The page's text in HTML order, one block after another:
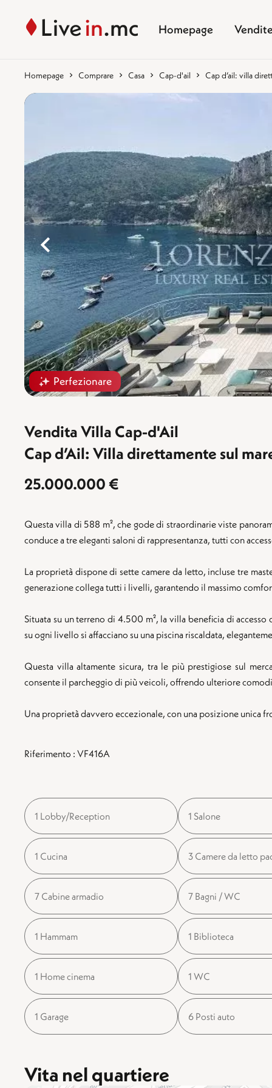
Homepage
Homepage Comprare Casa Cap-d'ail Cap d’ail: villa
Perfezionare
%}
Vendita Villa Cap-d'Ail
Cap d’Ail: Villa direttamente sul
25.000.000 €
Questa villa di 588 m², che gode di straordinarie viste
conduce a tre eleganti saloni di rappresentanza, tutti con
La proprietà dispone di sette camere da letto, incluse tre
generazione collega tutti i livelli, garantendo il massimo
Situata su un terreno di 4.500 m², la villa beneficia di
su ogni livello si affacciano su una piscina riscaldata,
Questa villa altamente sicura, tra le più prestigiose sul
consente il parcheggio di più veicoli, offrendo ulteriore
Una proprietà davvero eccezionale, con una posizione unica
Riferimento : VF416A
1 Lobby/Reception 1 Salone
1 Cucina 3 Camere da letto
7 Cabine armadio 7 Bagni / WC
1 Hammam 1 Biblioteca
1 Home cinema 1 WC
1 Garage 6 Posti auto
Vita nel quartiere